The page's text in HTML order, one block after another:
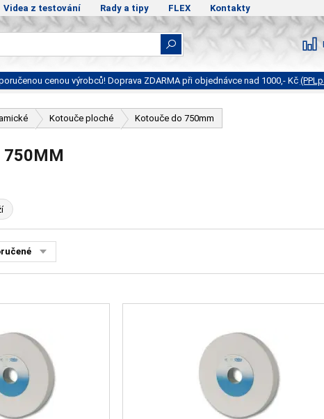
Videa z testování Rady a tipy FLEX Kontakty
cenou výrobců! Doprava ZDARMA při objednávce nad 1000,- Kč
Kotouče ploché Kotouče do 750mm
750MM